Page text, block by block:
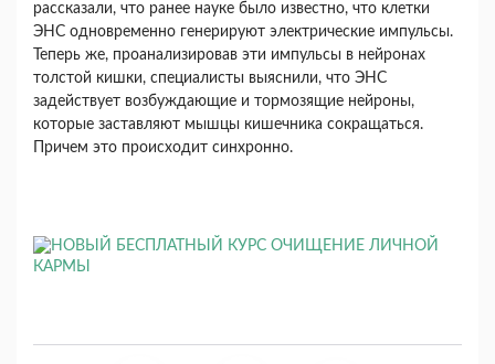
рассказали, что ранее науке было известно, что клетки
ЭНС одновременно генерируют электрические импульсы.
Теперь же, проанализировав эти импульсы в нейронах
толстой кишки, специалисты выяснили, что ЭНС
задействует возбуждающие и тормозящие нейроны,
которые заставляют мышцы кишечника сокращаться.
Причем это происходит синхронно.